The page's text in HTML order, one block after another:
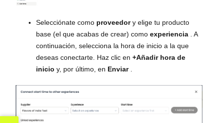
Selecciónate como proveedory elige tu producto
base (el que acabas de crear) como experiencia . A
continuación, selecciona la hora de inicio a la que
deseas conectarte. Haz clic en +Añadir hora de
inicio y, por último, en Enviar.